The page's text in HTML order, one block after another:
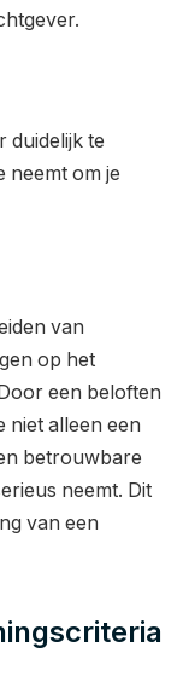
duidelijk te
neemt om je
van
op het
een beloften
niet alleen een
betrouwbare
neemt. Dit
van een